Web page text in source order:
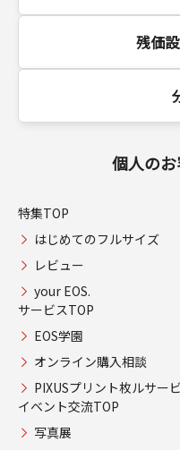
残価
個人の
特集TOP
はじめてのフルサイズ
レビュー
your EOS.
サービスTOP
EOS学園
オンライン購入相談
PIXUSプリント枚ルサー
イベント交流TOP
写真展